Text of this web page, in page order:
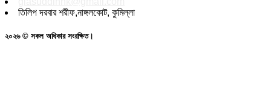
তিলিপ দরবার শরীফ,নাঙ্গলকোট, কুমিল্লা
২০২৬ © সকল অধিকার সংরক্ষিত।